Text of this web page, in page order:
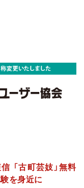
「古町芸妓」無料
を身近に